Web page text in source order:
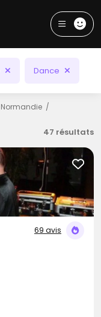
Dance
47 résultats
69 avis